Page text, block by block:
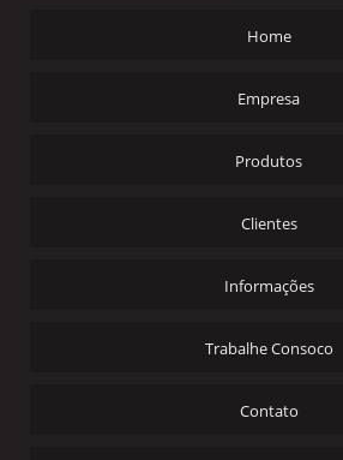
Home
Empresa
Produtos
Clientes
Informações
Trabalhe Consoco
Contato